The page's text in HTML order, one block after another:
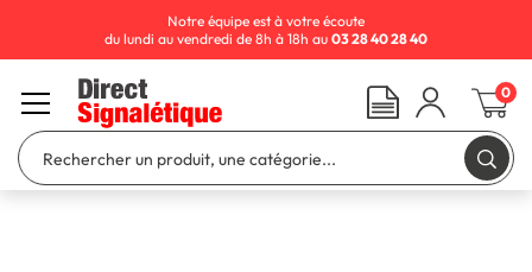
Notre équipe est à votre écoute
du lundi au vendredi de 8h à 18h au 03 28 40 28 40
0